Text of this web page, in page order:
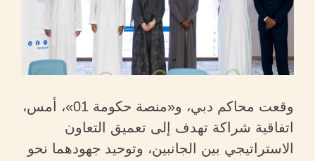
وقعت محاكم دبي، و«منصة حكومة 01»، أمس،
اتفاقية شراكة تهدف إلى تعميق التعاون
الاستراتيجي بين الجانبين، وتوحيد جهودهما نحو